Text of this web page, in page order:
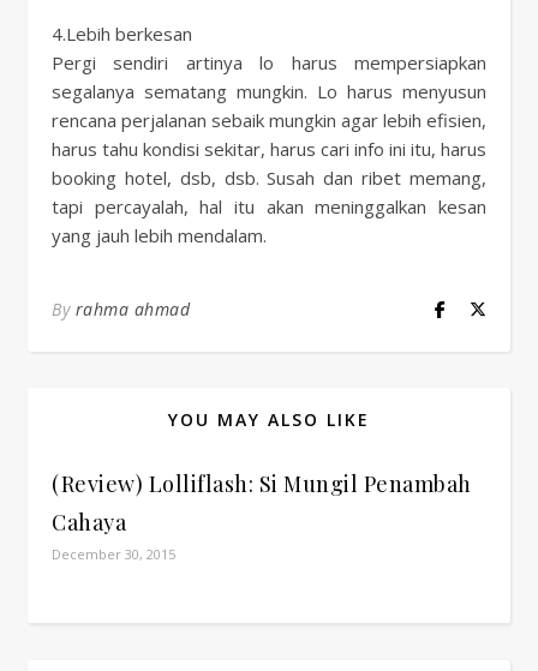
4.Lebih berkesan
Pergi sendiri artinya lo harus mempersiapkan
segalanya sematang mungkin. Lo harus menyusun
rencana perjalanan sebaik mungkin agar lebih efisien,
harus tahu kondisi sekitar, harus cari info ini itu, harus
booking hotel, dsb, dsb. Susah dan ribet memang,
tapi percayalah, hal itu akan meninggalkan kesan
yang jauh lebih mendalam.
By rahma ahmad
YOU MAY ALSO LIKE
(Review) Lolliflash: Si Mungil Penambah
Cahaya
December 30, 2015